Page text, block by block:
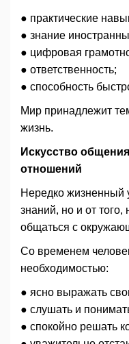
● практические
● знание
● цифровая
● ответственность;
● способность
Мир принадлежит
жизнь.
Искусство
отношений
Нередко жизненный
знаний, но и от того,
общаться с
Со временем
необходимостью:
● ясно выражать
● слушать и
● спокойно решать